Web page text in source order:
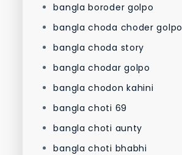
bangla boroder golpo
bangla choda choder golpo
bangla choda story
bangla chodar golpo
bangla chodon kahini
bangla choti 69
bangla choti aunty
bangla choti bhabhi